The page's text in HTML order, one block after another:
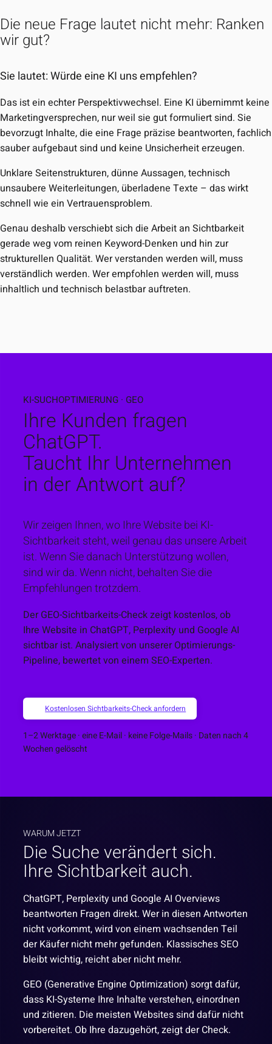
Die neue Frage lautet nicht mehr: Ranken
wir gut?
Sie lautet: Würde eine KI uns empfehlen?
Das ist ein echter Perspektivwechsel. Eine KI übernimmt keine
Marketingversprechen, nur weil sie gut formuliert sind. Sie
bevorzugt Inhalte, die eine Frage präzise beantworten, fachlich
sauber aufgebaut sind und keine Unsicherheit erzeugen.
Unklare Seitenstrukturen, dünne Aussagen, technisch
unsaubere Weiterleitungen, überladene Texte – das wirkt
schnell wie ein Vertrauensproblem.
Genau deshalb verschiebt sich die Arbeit an Sichtbarkeit
gerade weg vom reinen Keyword-Denken und hin zur
strukturellen Qualität. Wer verstanden werden will, muss
verständlich werden. Wer empfohlen werden will, muss
inhaltlich und technisch belastbar auftreten.
KI-SUCHOPTIMIERUNG · GEO
Ihre Kunden fragen
ChatGPT.
Taucht Ihr Unternehmen
in der Antwort auf?
Wir zeigen Ihnen, wo Ihre Website bei KI-
Sichtbarkeit steht, weil genau das unsere Arbeit
ist. Wenn Sie danach Unterstützung wollen,
sind wir da. Wenn nicht, behalten Sie die
Empfehlungen trotzdem.
DerGEO-Sichtbarkeits-Checkzeigt kostenlos, ob
Ihre Website in ChatGPT, Perplexity und Google AI
sichtbar ist. Analysiert von unserer Optimierungs-
Pipeline, bewertet von einem SEO-Experten.
Kostenlosen Sichtbarkeits-Check anfordern
1–2 Werktage · eine E-Mail · keine Folge-Mails · Daten nach 4
Wochen gelöscht
WARUM JETZT
Die Suche verändert sich.
Ihre Sichtbarkeit auch.
ChatGPT, Perplexity und Google AI Overviews
beantworten Fragen direkt. Wer in diesen Antworten
nicht vorkommt, wird von einem wachsenden Teil
der Käufer nicht mehr gefunden. Klassisches SEO
bleibt wichtig, reicht aber nicht mehr.
GEO (Generative Engine Optimization) sorgt dafür,
dass KI-Systeme Ihre Inhalte verstehen, einordnen
und zitieren. Die meisten Websites sind dafür nicht
vorbereitet. Ob Ihre dazugehört, zeigt der Check.